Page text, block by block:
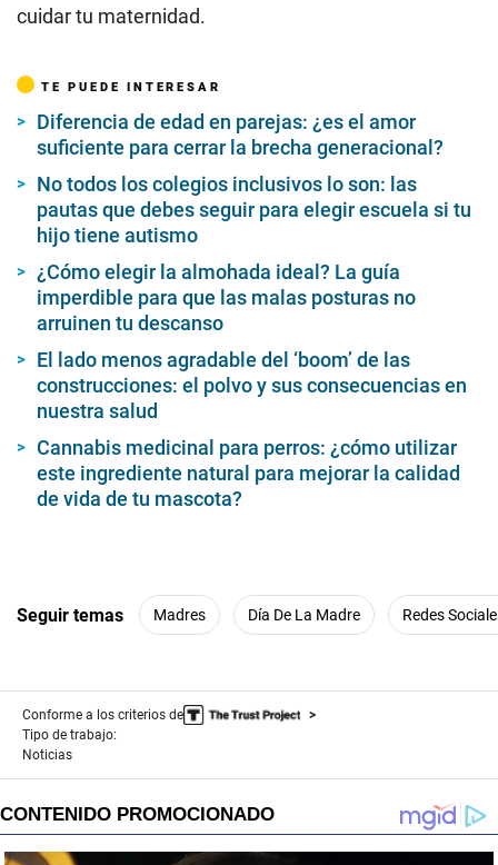
cuidar tu maternidad.
TE PUEDE INTERESAR
Diferencia de edad en parejas: ¿es el amor
suficiente para cerrar la brecha generacional?
No todos los colegios inclusivos lo son: las
pautas que debes seguir para elegir escuela si tu
hijo tiene autismo
¿Cómo elegir la almohada ideal? La guía
imperdible para que las malas posturas no
arruinen tu descanso
El lado menos agradable del ‘boom’ de las
construcciones: el polvo y sus consecuencias en
nuestra salud
Cannabis medicinal para perros: ¿cómo utilizar
este ingrediente natural para mejorar la calidad
de vida de tu mascota?
Seguir temas Madres Día De La Madre Redes
Conforme a los criterios de
Tipo de trabajo:
Noticias